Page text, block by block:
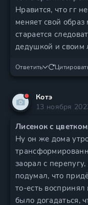
Нравится, что гг
меняет свой
старается
дедушкой и своим
Ответить
Котэ
13 ноября
Лисенок с цветком
Ну он же дома
заорал с
подумал, что
то-есть
было догадаться,